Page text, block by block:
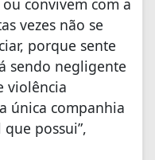
convivem com a
vezes não se
porque sente
sendo negligente
violência
única companhia
possui”,